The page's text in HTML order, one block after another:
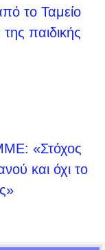
το Ταμείο
παιδικής
«Στόχος
και όχι το